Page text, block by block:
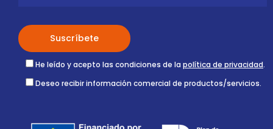
He leído y acepto las condiciones de la política de privacidad.
Deseo recibir información comercial de productos/servicios.